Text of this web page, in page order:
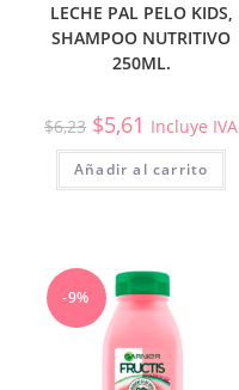
LECHE PAL PELO KIDS,
SHAMPOO NUTRITIVO
250ML.
$6,23 $5,61 Incluye IVA
Añadir al carrito
-9%